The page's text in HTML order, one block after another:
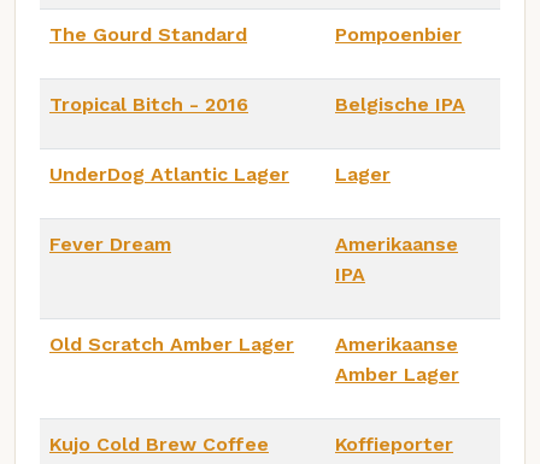
The Gourd Standard Pompoenbier
Tropical Bitch - 2016 Belgische IPA
UnderDog Atlantic Lager Lager
Fever Dream
Amerikaanse
IPA
Old Scratch Amber Lager
Amerikaanse
Amber Lager
Kujo Cold Brew Coffee
Koffieporter